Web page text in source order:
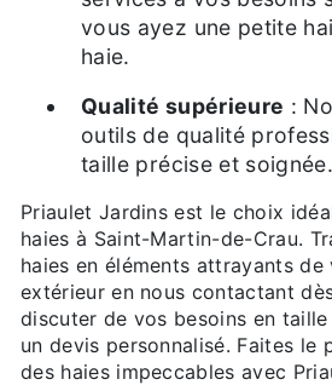
vous ayez une petite
haie.
Qualité supérieure :
outils de qualité
taille précise et soignée.
Priaulet Jardins est le choix
haies à Saint-Martin-de-Crau.
haies en éléments attrayants
extérieur en nous contactant
discuter de vos besoins en
un devis personnalisé. Faites le
des haies impeccables avec